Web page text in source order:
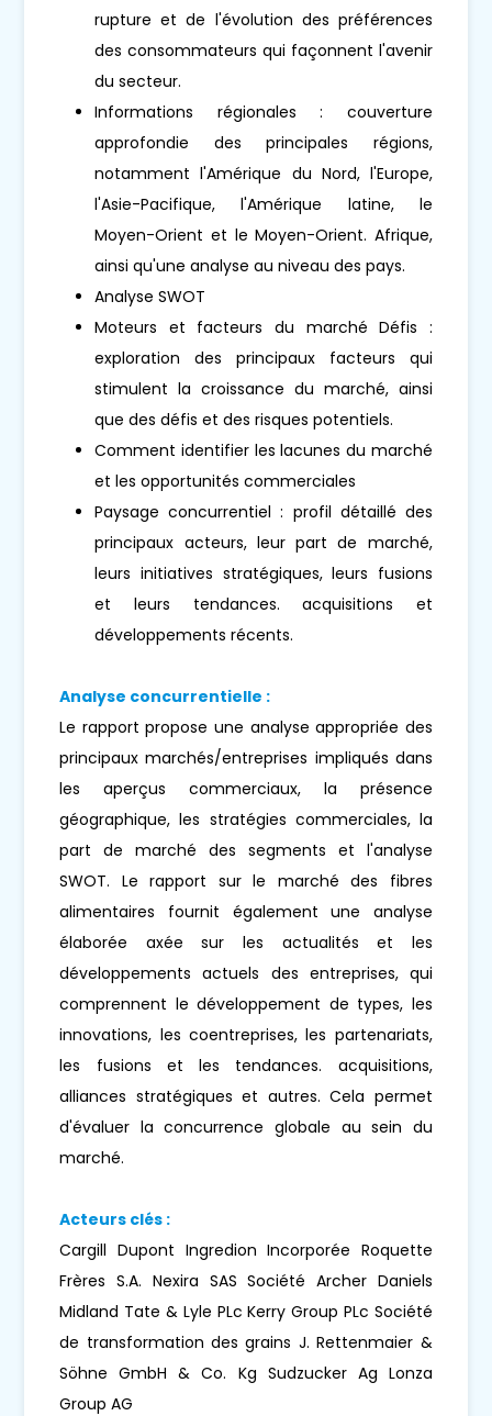
rupture et de l'évolution des préférences
des consommateurs qui façonnent l'avenir
du secteur.
Informations régionales : couverture
approfondie des principales régions,
notamment l'Amérique du Nord, l'Europe,
l'Asie-Pacifique, l'Amérique latine, le
Moyen-Orient et le Moyen-Orient. Afrique,
ainsi qu'une analyse au niveau des pays.
Analyse SWOT
Moteurs et facteurs du marché Défis :
exploration des principaux facteurs qui
stimulent la croissance du marché, ainsi
que des défis et des risques potentiels.
Comment identifier les lacunes du marché
et les opportunités commerciales
Paysage concurrentiel : profil détaillé des
principaux acteurs, leur part de marché,
leurs initiatives stratégiques, leurs fusions
et leurs tendances. acquisitions et
développements récents.
Analyse concurrentielle :
Le rapport propose une analyse appropriée des
principaux marchés/entreprises impliqués dans
les aperçus commerciaux, la présence
géographique, les stratégies commerciales, la
part de marché des segments et l'analyse
SWOT. Le rapport sur le marché des fibres
alimentaires fournit également une analyse
élaborée axée sur les actualités et les
développements actuels des entreprises, qui
comprennent le développement de types, les
innovations, les coentreprises, les partenariats,
les fusions et les tendances. acquisitions,
alliances stratégiques et autres. Cela permet
d'évaluer la concurrence globale au sein du
marché.
Acteurs clés :
Cargill Dupont Ingredion Incorporée Roquette
Frères S.A. Nexira SAS Société Archer Daniels
Midland Tate & Lyle PLc Kerry Group PLc Société
de transformation des grains J. Rettenmaier &
Söhne GmbH & Co. Kg Sudzucker Ag Lonza
Group AG